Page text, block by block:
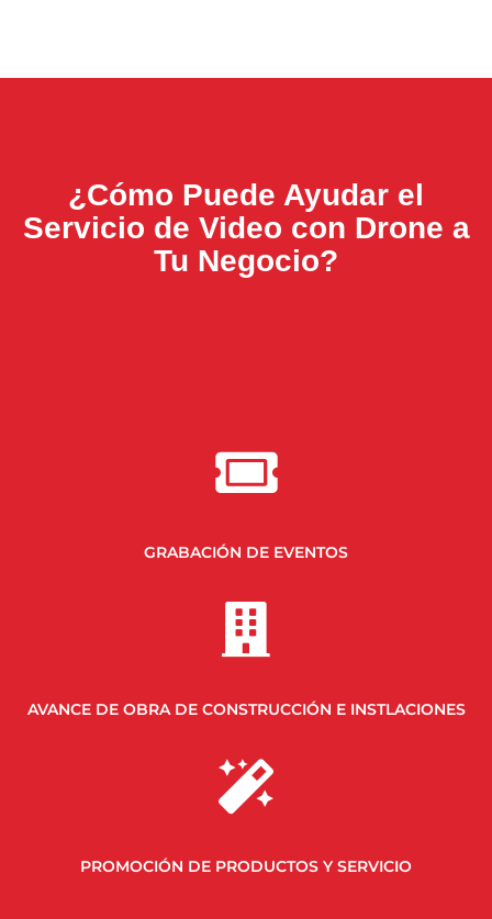
¿Cómo Puede Ayudar el
Servicio de Video con Drone a
Tu Negocio?
GRABACIÓN DE EVENTOS
AVANCE DE OBRA DE CONSTRUCCIÓN E INSTLACIONES
PROMOCIÓN DE PRODUCTOS Y SERVICIO